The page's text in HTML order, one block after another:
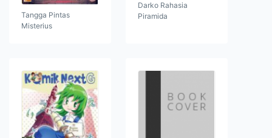
Tangga Pintas
Misterius
Darko Rahasia
Piramida